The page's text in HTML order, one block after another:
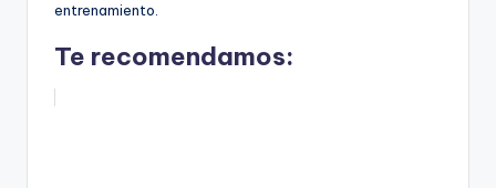
entrenamiento.
Te recomendamos: